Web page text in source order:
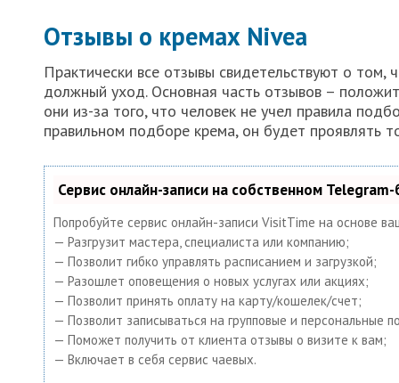
Отзывы о кремах Nivea
Практически все отзывы свидетельствуют о
должный уход. Основная часть отзывов –
они из-за того, что человек не учел правила
правильном подборе крема, он будет проявлять
Сервис онлайн-записи на собственном
Попробуйте сервис онлайн-записи VisitTime на основе
— Разгрузит мастера, специалиста или компанию;
— Позволит гибко управлять расписанием и загрузкой;
— Разошлет оповещения о новых услугах или акциях;
— Позволит принять оплату на карту/кошелек/счет;
— Позволит записываться на групповые и персональные
— Поможет получить от клиента отзывы о визите к вам;
— Включает в себя сервис чаевых.